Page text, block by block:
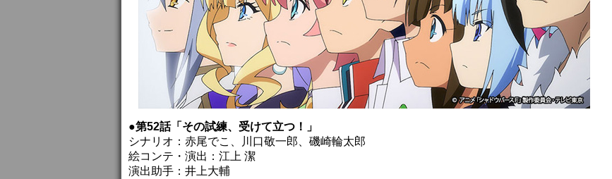
●第52話「その試練、受けて立つ！」
シナリオ：赤尾でこ、川口敬一郎、磯崎輪太郎
絵コンテ・演出：江上 潔
演出助手：井上大輔